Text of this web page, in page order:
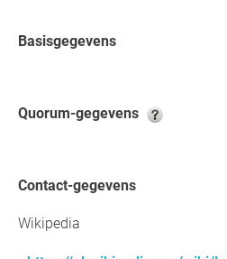
Basisgegevens
Quorum-gegevens
Contact-gegevens
Wikipedia